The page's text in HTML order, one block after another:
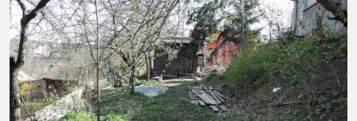
Další fotografie (16)